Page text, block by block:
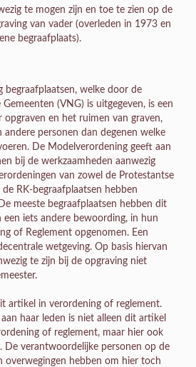
te mogen zijn en toe te zien op de
van vader (overleden in 1973 en
begraafplaats).
begraafplaatsen, welke door de
(VNG) is uitgegeven, is een
opgraven en het ruimen van graven,
andere personen dan degenen welke
De Modelverordening geeft aan
bij de werkzaamheden aanwezig
van zowel de Protestantse
RK-begraafplaatsen hebben
meeste begraafplaatsen hebben dit
iets andere bewoording, in hun
of Reglement opgenomen. Een
wetgeving. Op basis hiervan
te zijn bij de opgraving niet
artikel in verordening of reglement.
haar leden is niet alleen dit artikel
of reglement, maar hier ook
De verantwoordelijke personen op de
overwegingen hebben om hier toch